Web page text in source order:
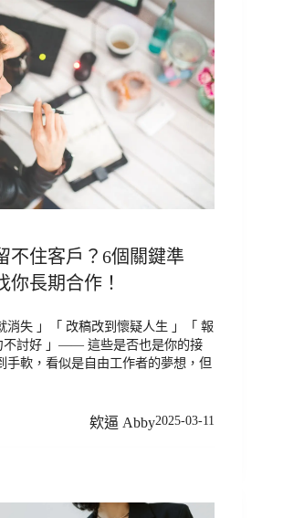
不住客戶？6個關鍵準
你長期合作！
消失 」「 改稿改到懷疑人生 」「 報
不討好 」—— 這些是否也是你的接
手軟，看似是自由工作者的夢想，但
欸逼 Abby2025-03-11